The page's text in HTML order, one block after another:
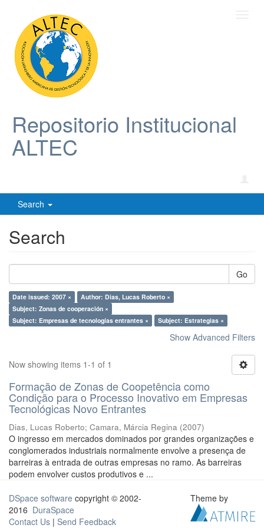
Repositorio Institucional
ALTEC
Search
Search
Go
Date issued: 2007 ×
Author: Dias, Lucas Roberto ×
Subject: Zonas de cooperación ×
Subject: Empresas de tecnologías entrantes ×
Subject: Estrategias ×
Show Advanced Filters
Now showing items 1-1 of 1
Formação de Zonas de Coopetência como
Condição para o Processo Inovativo em Empresas
Tecnológicas Novo Entrantes
Dias, Lucas Roberto; Camara, Márcia Regina (2007)
O ingresso em mercados dominados por grandes organizações e
conglomerados industriais normalmente envolve a presença de
barreiras à entrada de outras empresas no ramo. As barreiras
podem envolver custos produtivos e ...
DSpace software copyright © 2002-
2016 DuraSpace
Contact Us | Send Feedback
Theme by